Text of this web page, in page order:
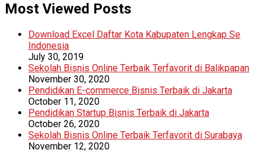
Most Viewed Posts
Download Excel Daftar Kota Kabupaten Lengkap Se
Indonesia
July 30, 2019
Sekolah Bisnis Online Terbaik Terfavorit di Balikpapan
November 30, 2020
Pendidikan E-commerce Bisnis Terbaik di Jakarta
October 11, 2020
Pendidikan Startup Bisnis Terbaik di Jakarta
October 26, 2020
Sekolah Bisnis Online Terbaik Terfavorit di Surabaya
November 12, 2020